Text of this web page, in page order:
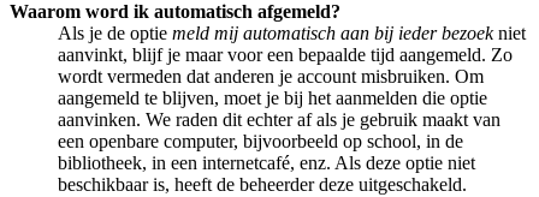
Waarom word ik automatisch afgemeld?
Als je de optie meld mij automatisch aan bij ieder bezoekniet
aanvinkt, blijf je maar voor een bepaalde tijd aangemeld. Zo
wordt vermeden dat anderen je account misbruiken. Om
aangemeld te blijven, moet je bij het aanmelden die optie
aanvinken. We raden dit echter af als je gebruik maakt van
een openbare computer, bijvoorbeeld op school, in de
bibliotheek, in een internetcafé, enz. Als deze optie niet
beschikbaar is, heeft de beheerder deze uitgeschakeld.